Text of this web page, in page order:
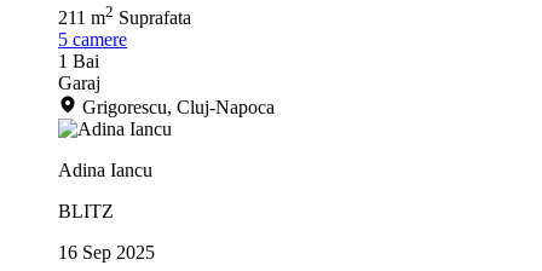
211 m2 Suprafata
5 camere
1 Bai
Garaj
Grigorescu, Cluj-Napoca
Adina Iancu
BLITZ
16 Sep 2025